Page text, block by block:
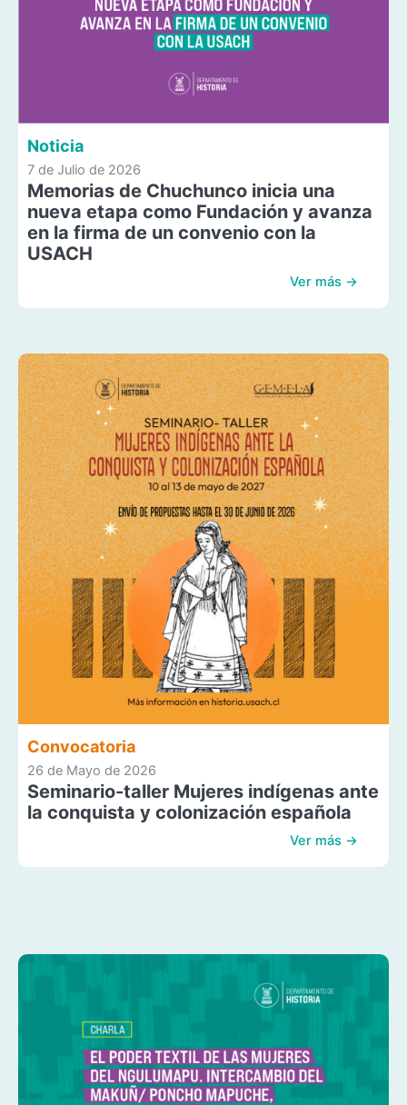
Noticia
7 de Julio de 2026
Memorias de Chuchunco inicia una
nueva etapa como Fundación y avanza
en la firma de un convenio con la
USACH
Ver más →
Convocatoria
26 de Mayo de 2026
Seminario-taller Mujeres indígenas ante
la conquista y colonización española
Ver más →